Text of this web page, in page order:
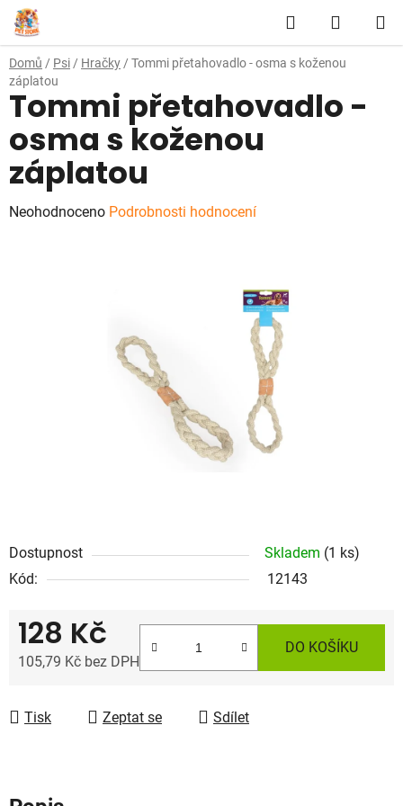
Přejít
na
obsah
Hledat
KOŠÍK
Domů / Psi / Hračky / Tommi přetahovadlo - osma s koženou
záplatou
Dostupnost Skladem (1 ks)
Kód:
12143
128 Kč
105,79 Kč bez DPH
DO KOŠÍKU
Tisk Zeptat se Sdílet
Tommi přetahovadlo -
osma s koženou
záplatou
Průměrné
Neohodnoceno Podrobnosti hodnocení